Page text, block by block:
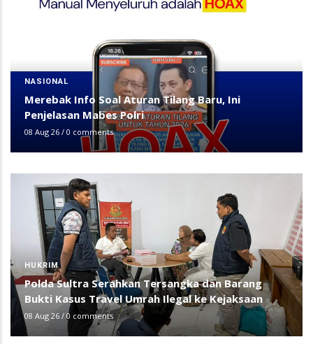
NASIONAL
Merebak Info Soal Aturan Tilang Baru, Ini
Penjelasan Mabes Polri
08 Aug 26 / 0 comments
HUKRIM
Polda Sultra Serahkan Tersangka dan Barang
Bukti Kasus Travel Umrah Ilegal ke Kejaksaan
08 Aug 26 / 0 comments